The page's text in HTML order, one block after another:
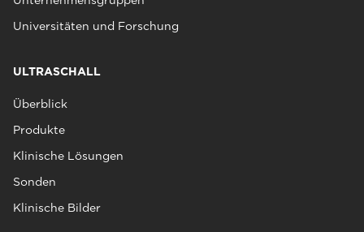
Universitäten und Forschung
ULTRASCHALL
Überblick
Produkte
Klinische Lösungen
Sonden
Klinische Bilder